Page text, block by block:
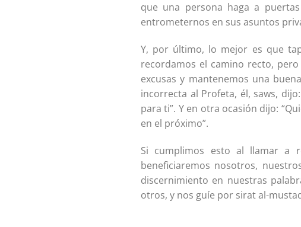
que una persona haga a
entrometernos en sus asuntos
Y, por último, lo mejor es que
recordamos el camino recto,
excusas y mantenemos una
incorrecta al Profeta, él, saws,
para ti”. Y en otra ocasión dijo:
en el próximo”.
Si cumplimos esto al llamar a
beneficiaremos nosotros,
discernimiento en nuestras
otros, y nos guíe por sirat al-